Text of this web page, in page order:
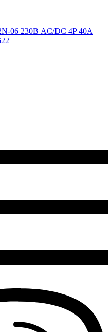
06 230В AC/DC 4P 40A